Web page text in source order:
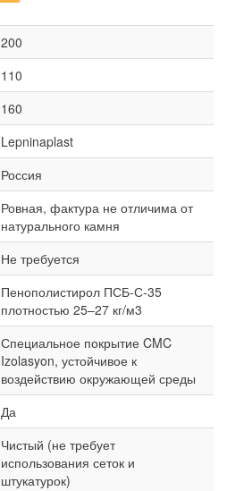
200
110
160
Lepninaplast
Россия
Ровная, фактура не отличима от
натурального камня
Не требуется
Пенополистирол ПСБ-С-35
плотностью 25–27 кг/м3
Специальное покрытие CMC
Izolasyon, устойчивое к
воздействию окружающей среды
Да
Чистый (не требует
использования сеток и
штукатурок)